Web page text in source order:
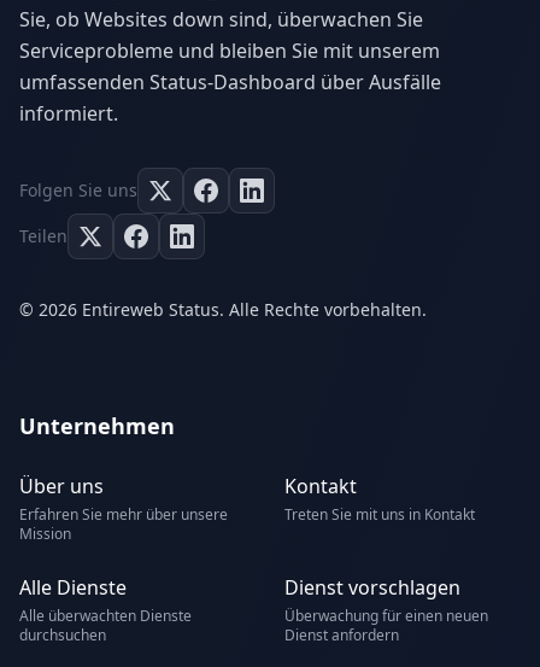
Sie, ob Websites down sind, überwachen Sie
Serviceprobleme und bleiben Sie mit unserem
umfassenden Status-Dashboard über Ausfälle
informiert.
Folgen Sie uns
Teilen
© 2026 Entireweb Status. Alle Rechte vorbehalten.
Unternehmen
Über uns
Erfahren Sie mehr über unsere
Mission
Kontakt
Treten Sie mit uns in Kontakt
Alle Dienste
Alle überwachten Dienste
durchsuchen
Dienst vorschlagen
Überwachung für einen neuen
Dienst anfordern